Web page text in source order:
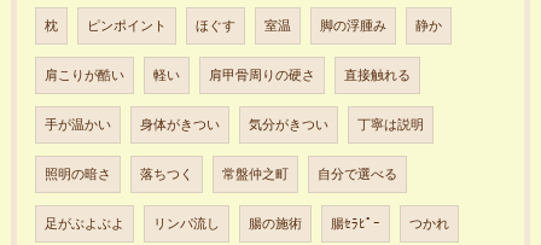
枕 ピンポイント ほぐす 室温 脚の浮腫み 静か
肩こりが酷い 軽い 肩甲骨周りの硬さ 直接触れる
手が温かい 身体がきつい 気分がきつい 丁寧は説明
照明の暗さ 落ちつく 常盤仲之町 自分で選べる
足がぶよぶよ リンパ流し 腸の施術 腸ｾﾗﾋﾟｰ つかれ